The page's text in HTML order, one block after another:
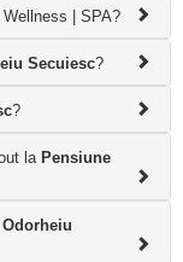
| SPA?
Secuiesc?
?
la Pensiune